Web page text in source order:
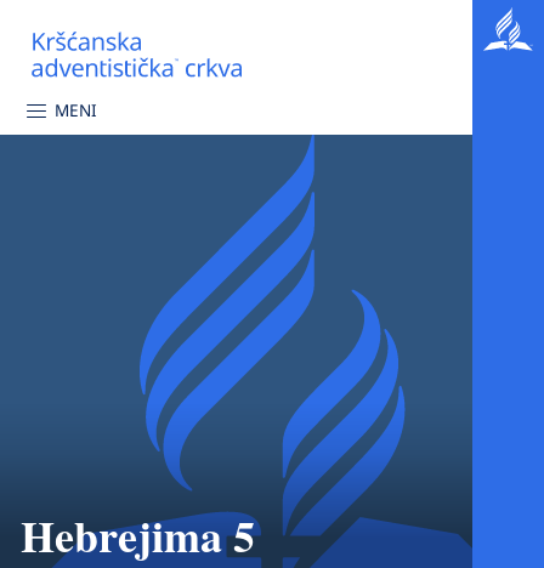
MENI
Hebrejima 5